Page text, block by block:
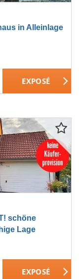
in Alleinlage
schöne
Lage